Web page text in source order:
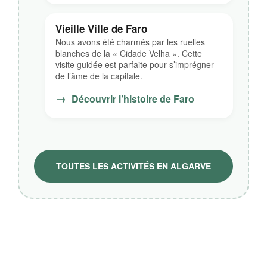
Vieille Ville de Faro
Nous avons été charmés par les ruelles
blanches de la « Cidade Velha ». Cette
visite guidée est parfaite pour s’imprégner
de l’âme de la capitale.
→ Découvrir l’histoire de Faro
TOUTES LES ACTIVITÉS EN ALGARVE